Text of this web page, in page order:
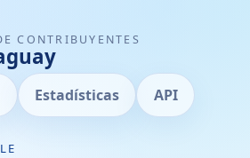
CONTRIBUYENTES
Estadísticas API